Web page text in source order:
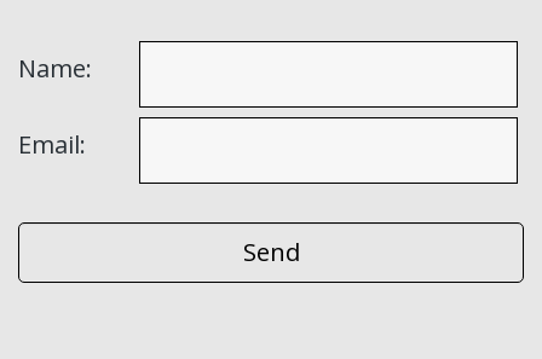
Name:
Email: